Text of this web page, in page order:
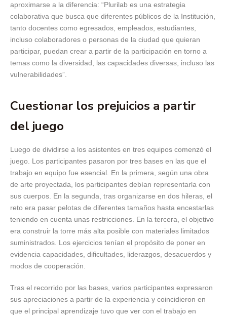
aproximarse a la diferencia: “Plurilab es una estrategia
colaborativa que busca que diferentes públicos de la Institución,
tanto docentes como egresados, empleados, estudiantes,
incluso colaboradores o personas de la ciudad que quieran
participar, puedan crear a partir de la participación en torno a
temas como la diversidad, las capacidades diversas, incluso las
vulnerabilidades”.
Cuestionar los prejuicios a partir
del juego
Luego de dividirse a los asistentes en tres equipos comenzó el
juego. Los participantes pasaron por tres bases en las que el
trabajo en equipo fue esencial. En la primera, según una obra
de arte proyectada, los participantes debían representarla con
sus cuerpos. En la segunda, tras organizarse en dos hileras, el
reto era pasar pelotas de diferentes tamaños hasta encestarlas
teniendo en cuenta unas restricciones. En la tercera, el objetivo
era construir la torre más alta posible con materiales limitados
suministrados. Los ejercicios tenían el propósito de poner en
evidencia capacidades, dificultades, liderazgos, desacuerdos y
modos de cooperación.
Tras el recorrido por las bases, varios participantes expresaron
sus apreciaciones a partir de la experiencia y coincidieron en
que el principal aprendizaje tuvo que ver con el trabajo en